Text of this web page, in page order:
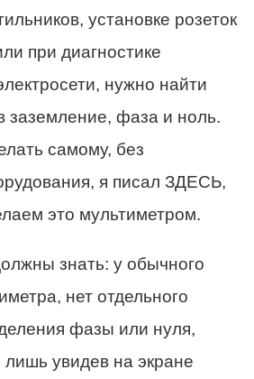
установке розеток
при диагностике
нужно найти
заземление, фаза и ноль.
самому, без
я писал ЗДЕСЬ,
это мультиметром.
знать: у обычного
нет отдельного
фазы или нуля,
увидев на экране